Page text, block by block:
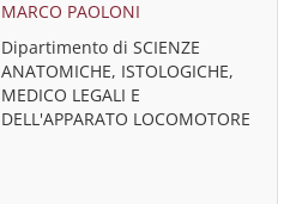
MARCO PAOLONI
Dipartimento di SCIENZE
ANATOMICHE, ISTOLOGICHE,
MEDICO LEGALI E
DELL'APPARATO LOCOMOTORE